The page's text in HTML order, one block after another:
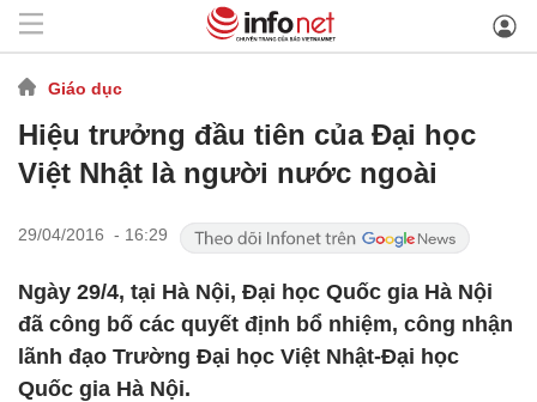
Giáo dục
Hiệu trưởng đầu tiên của Đại học
Việt Nhật là người nước ngoài
29/04/2016 - 16:29
Ngày 29/4, tại Hà Nội, Đại học Quốc gia Hà Nội
đã công bố các quyết định bổ nhiệm, công nhận
lãnh đạo Trường Đại học Việt Nhật-Đại học
Quốc gia Hà Nội.